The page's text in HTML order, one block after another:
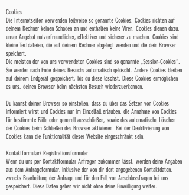
Cookies
Die Internetseiten verwenden teilweise so genannte Cookies. Cookies richten auf
deinem Rechner keinen Schaden an und enthalten keine Viren. Cookies dienen dazu,
unser Angebot nutzerfreundlicher, effektiver und sicherer zu machen. Cookies sind
kleine Textdateien, die auf deinem Rechner abgelegt werden und die dein Browser
speichert.
Die meisten der von uns verwendeten Cookies sind so genannte „Session-Cookies“.
Sie werden nach Ende deines Besuchs automatisch gelöscht. Andere Cookies bleiben
auf deinem Endgerät gespeichert, bis du diese löschst. Diese Cookies ermöglichen
es uns, deinen Browser beim nächsten Besuch wiederzuerkennen.
Du kannst deinen Browser so einstellen, dass du über das Setzen von Cookies
informiert wirst und Cookies nur im Einzelfall erlauben, die Annahme von Cookies
für bestimmte Fälle oder generell ausschließen, sowie das automatische Löschen
der Cookies beim Schließen des Browser aktivieren. Bei der Deaktivierung von
Cookies kann die Funktionalität dieser Website eingeschränkt sein.
Kontaktformular/ Registrationsformular
Wenn du uns per Kontaktformular Anfragen zukommen lässt, werden deine Angaben
aus dem Anfrageformular, inklusive der von dir dort angegebenen Kontaktdaten,
zwecks Bearbeitung der Anfrage und für den Fall von Anschlussfragen bei uns
gespeichert. Diese Daten geben wir nicht ohne deine Einwilligung weiter.